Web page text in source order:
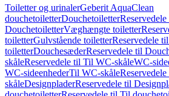
Toiletter og urinalerGeberit AquaClean
douchetoiletterDouchetoiletterReservedele
DouchetoiletterVæghængte toiletter
toiletterGulvstående toiletterReservedele
toiletterDouchesæderReservedele til
skåleReservedele til Til WC-skåleWC-
WC-sideenhederTil WC-skåle
skåleDesignpladerReservedele til